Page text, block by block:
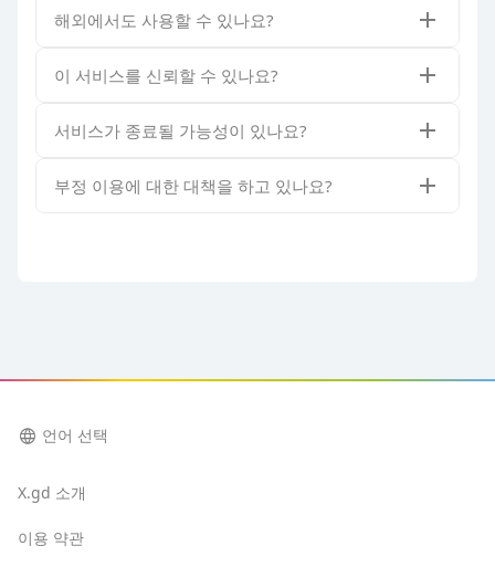
해외에서도 사용할 수 있나요?
이 서비스를 신뢰할 수 있나요?
서비스가 종료될 가능성이 있나요?
부정 이용에 대한 대책을 하고 있나요?
language 언어 선택
X.gd 소개
이용 약관